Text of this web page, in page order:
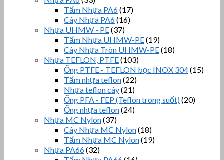
Tấm Nhựa PA6(17)
Cây Nhựa PA6(16)
Nhựa UHMW - PE(37)
Tấm Nhựa UHMW-PE(19)
Cây Nhựa Tròn UHMW-PE(18)
Nhựa TEFLON, PTFE(103)
Ống PTFE - TEFLON bọc INOX 304(15)
Tấm nhựa teflon(22)
Nhựa teflon cây(21)
Ống PFA - FEP (Teflon trong suốt)(20)
Ống nhựa teflon(24)
Nhựa MC Nylon(37)
Cây Nhựa MC Nylon(18)
Tấm Nhựa MC Nylon(19)
Nhựa PA66(32)